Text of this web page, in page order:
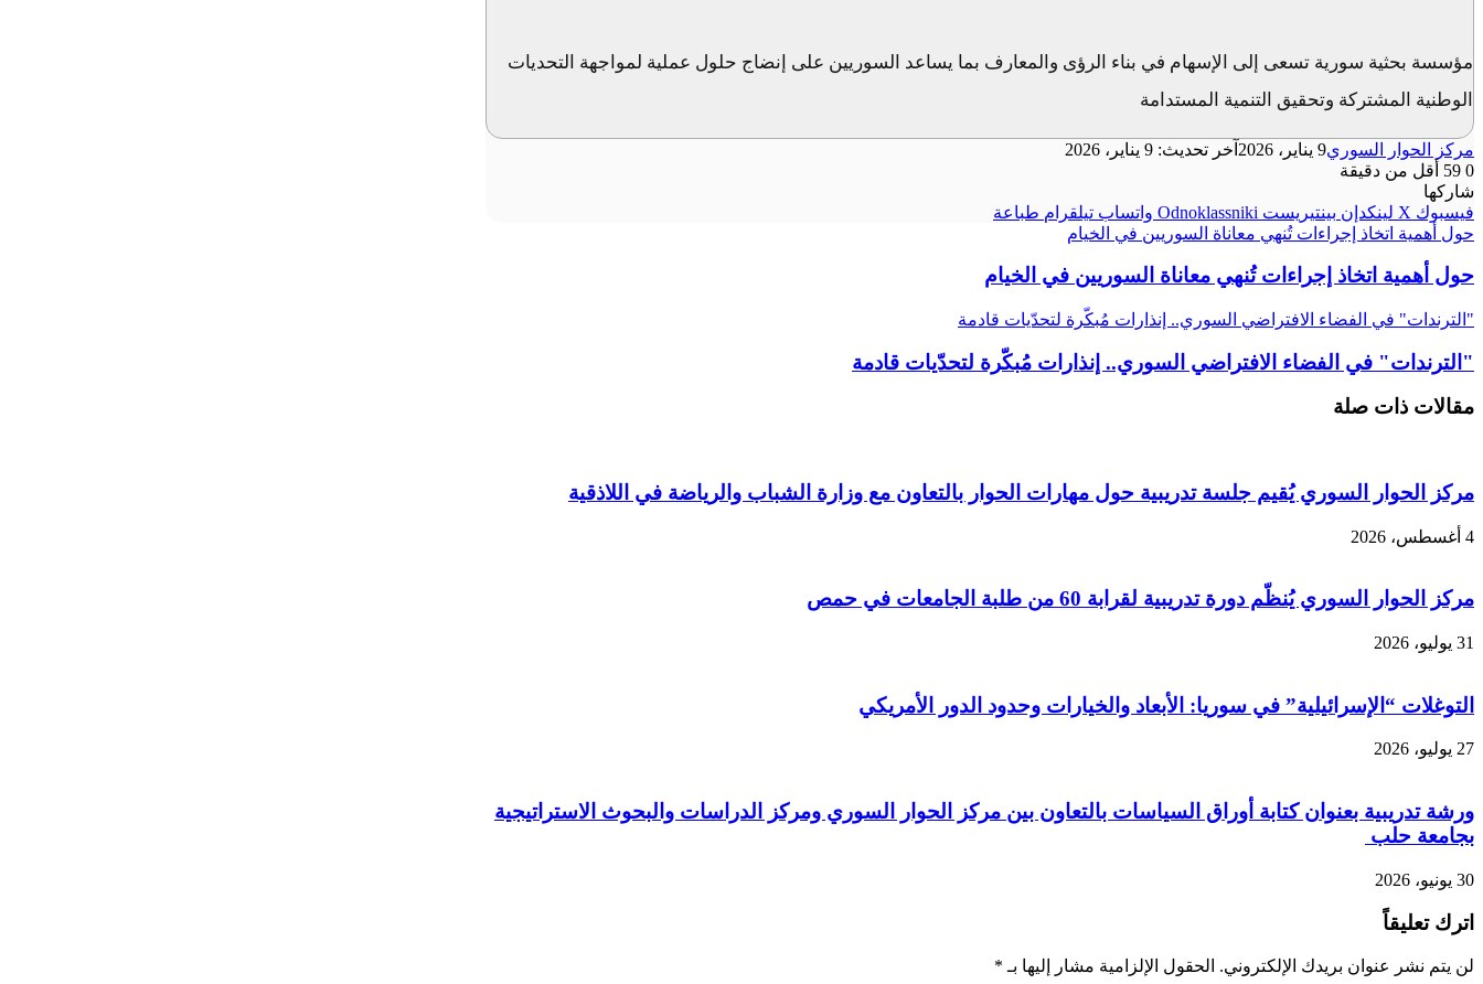
مؤسسة بحثية سورية تسعى إلى الإسهام في بناء الرؤى والمعارف بما يساعد السوريين على إنضاج حلول عملية لمواجهة التحديات
الوطنية المشتركة وتحقيق التنمية المستدامة
مركز الحوار السوري9 يناير، 2026
آخر تحديث: 9 يناير، 2026
0
أقل من دقيقة
شاركها
فيسبوك ‫X لينكدإن بينتيريست Odnoklassniki واتساب تيلقرام طباعة
حول أهمية اتخاذ إجراءات تُنهي معاناة السوريين في الخيام
حول أهمية اتخاذ إجراءات تُنهي معاناة السوريين في الخيام
"الترندات" في الفضاء الافتراضي السوري.. إنذارات مُبكّرة لتحدّيات قادمة
"الترندات" في الفضاء الافتراضي السوري.. إنذارات مُبكّرة لتحدّيات قادمة
مقالات ذات صلة
مركز الحوار السوري يُقيم جلسة تدريبية حول مهارات الحوار بالتعاون مع وزارة الشباب والرياضة في اللاذقية
4 أغسطس، 2026
مركز الحوار السوري يُنظّم دورة تدريبية لقرابة 60 من طلبة الجامعات في حمص
31 يوليو، 2026
التوغلات “الإسرائيلية” في سوريا: الأبعاد والخيارات وحدود الدور الأمريكي
27 يوليو، 2026
ورشة تدريبية بعنوان كتابة أوراق السياسات بالتعاون بين مركز الحوار السوري ومركز الدراسات والبحوث الاستراتيجية
بجامعة حلب
30 يونيو، 2026
اترك تعليقاً
لن يتم نشر عنوان بريدك الإلكتروني. الحقول الإلزامية مشار إليها بـ *